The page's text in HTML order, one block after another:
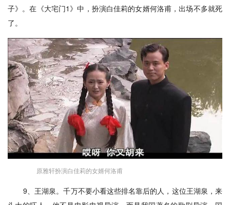
子》。在《大宅门1》中，扮演白佳莉的女婿何洛甫，出场不多就死
了。
原雅轩扮演白佳莉的女婿何洛甫
9、王湖泉。千万不要小看这些排名靠后的人，这位王湖泉，来